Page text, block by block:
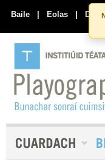
Baile | Eolas |